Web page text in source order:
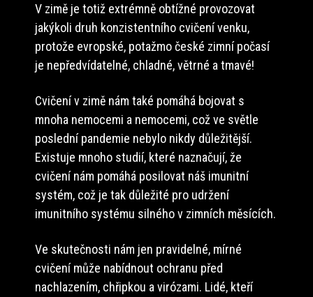
V zimě je totiž extrémně obtížné provozovat
jakýkoli druh konzistentního cvičení venku,
protože evropské, potažmo české zimní počasí
je nepředvídatelné, chladné, větrné a tmavé!
Cvičení v zimě nám také pomáhá bojovat s
mnoha nemocemi a nemocemi, což ve světle
poslední pandemie nebylo nikdy důležitější.
Existuje mnoho studií, které naznačují, že
cvičení nám pomáhá posilovat náš imunitní
systém, což je tak důležité pro udržení
imunitního systému silného v zimních měsících.
Ve skutečnosti nám jen pravidelné, mírné
cvičení může nabídnout ochranu před
nachlazením, chřipkou a virózami. Lidé, kteří